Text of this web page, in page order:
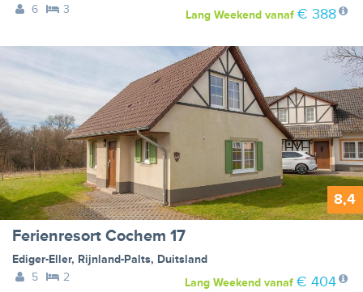
6
3 Lang Weekendvanaf € 388
8,4
Ferienresort Cochem 17
Ediger-Eller, Rijnland-Palts, Duitsland
5
2 Lang Weekendvanaf € 404